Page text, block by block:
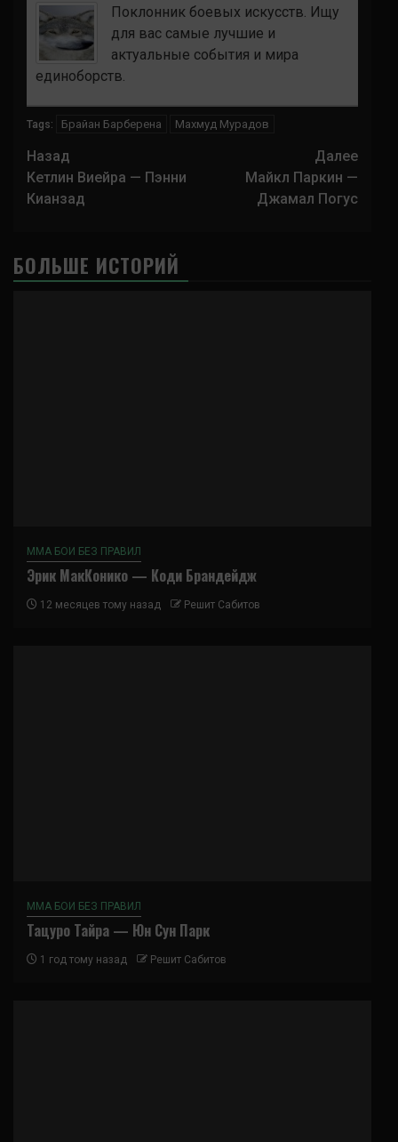
Поклонник боевых искусств. Ищу
для вас самые лучшие и
актуальные события и мира
единоборств.
Tags: Брайан Барберена Махмуд Мурадов
Навигация
записи
Назад
Кетлин Виейра — Пэнни
Кианзад
Далее
Майкл Паркин —
Джамал Погус
БОЛЬШЕ ИСТОРИЙ
ММА БОИ БЕЗ ПРАВИЛ
Эрик МакКонико — Коди Брандейдж
12 месяцев тому назад Решит Сабитов
ММА БОИ БЕЗ ПРАВИЛ
Тацуро Тайра — Юн Сун Парк
1 год тому назад Решит Сабитов